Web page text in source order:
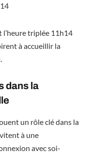
triplée 11h14
à accueillir la
dans la
un rôle clé dans la
à une
avec soi-